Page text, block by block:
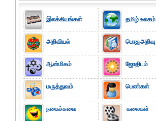
இலக்கியங்கள்
அறிவியல்
ஆன்மிகம்
மருத்துவம்
நகைச்சுவை
தமிழ் உலகம்
பொதுஅறிவு
ஜோதிடம்
பெண்கள்
கலைகள்